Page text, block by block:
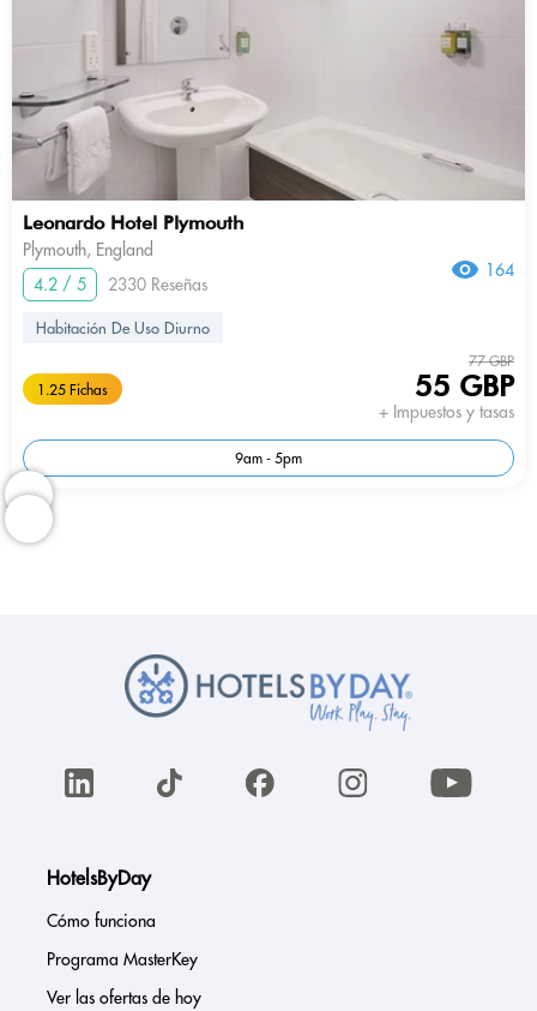
Leonardo Hotel Plymouth
Plymouth, England
4.2 / 5
2330 Reseñas
164
Habitación De Uso Diurno
1.25 Fichas
77 GBP
55 GBP
+ Impuestos y tasas
9am - 5pm
HotelsByDay
Cómo funciona
Programa MasterKey
Ver las ofertas de hoy